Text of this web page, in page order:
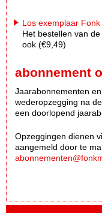
Los exemplaar
Het bestellen van
ook (€9,49)
abonnement
Jaarabonnementen
wederopzegging na
een doorlopend
Opzeggingen dienen
aangemeld door te